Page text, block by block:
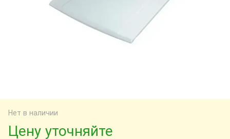
Нет в наличии
Цену уточняйте